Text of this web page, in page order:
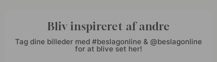
Bliv inspireret af andre
Tag dine billeder med #beslagonline & @beslagonline
for at blive set her!